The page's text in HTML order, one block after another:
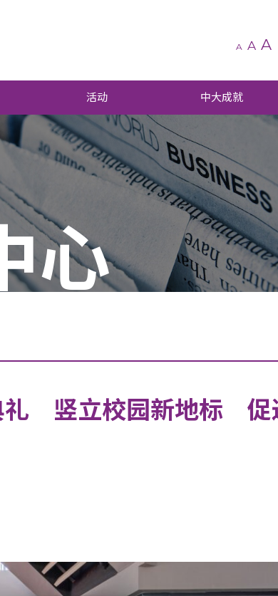
A A A
活动 中大成就
心
礼 竖立校园新地标 促